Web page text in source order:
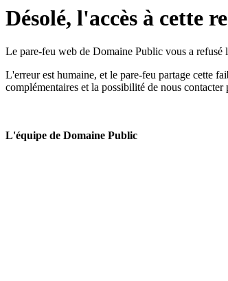
Désolé, l'accès à cette
Le pare-feu web de Domaine Public vous a refusé
L'erreur est humaine, et le pare-feu partage cette
complémentaires et la possibilité de nous
L'équipe de Domaine Public